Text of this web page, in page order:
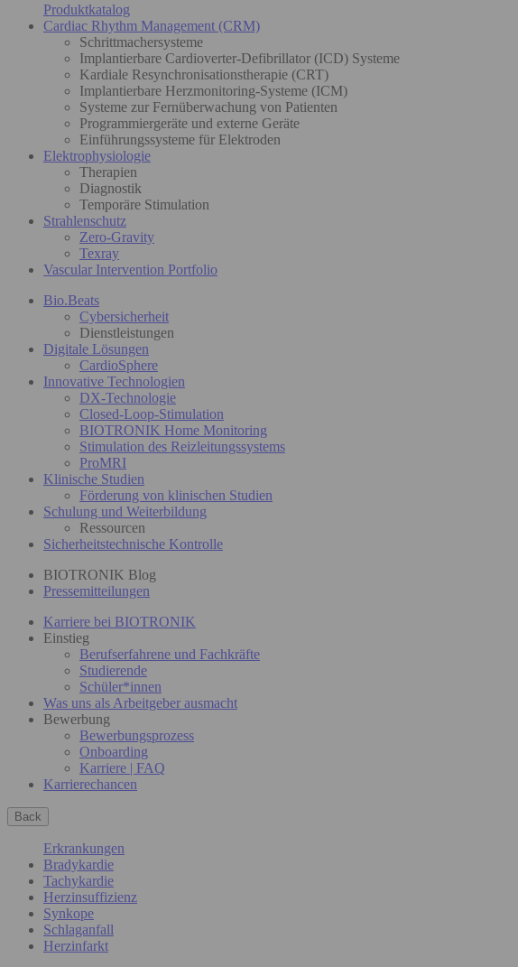
Produktkatalog
Cardiac Rhythm Management (CRM)
Schrittmachersysteme
Implantierbare Cardioverter-Defibrillator (ICD) Systeme
Kardiale Resynchronisationstherapie (CRT)
Implantierbare Herzmonitoring-Systeme (ICM)
Systeme zur Fernüberwachung von Patienten
Programmiergeräte und externe Geräte
Einführungssysteme für Elektroden
Elektrophysiologie
Therapien
Diagnostik
Temporäre Stimulation
Strahlenschutz
Zero-Gravity
Texray
Vascular Intervention Portfolio
Bio.Beats
Cybersicherheit
Dienstleistungen
Digitale Lösungen
CardioSphere
Innovative Technologien
DX-Technologie
Closed-Loop-Stimulation
BIOTRONIK Home Monitoring
Stimulation des Reizleitungssystems
ProMRI
Klinische Studien
Förderung von klinischen Studien
Schulung und Weiterbildung
Ressourcen
Sicherheitstechnische Kontrolle
BIOTRONIK Blog
Pressemitteilungen
Karriere bei BIOTRONIK
Einstieg
Berufserfahrene und Fachkräfte
Studierende
Schüler*innen
Was uns als Arbeitgeber ausmacht
Bewerbung
Bewerbungsprozess
Onboarding
Karriere | FAQ
Karrierechancen
Back
Erkrankungen
Bradykardie
Tachykardie
Herzinsuffizienz
Synkope
Schlaganfall
Herzinfarkt